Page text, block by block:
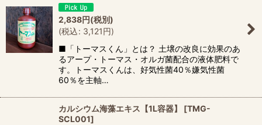
2,838円(税別)
(税込: 3,121円)
■「トーマスくん」とは？ 土壌の改良に効果のあ
るアープ・トーマス・オルガ菌配合の液体肥料で
す。トーマスくんは、好気性菌40％嫌気性菌
60％を主軸…
カルシウム海藻エキス【1L容器】 [TMG-
SCL001]